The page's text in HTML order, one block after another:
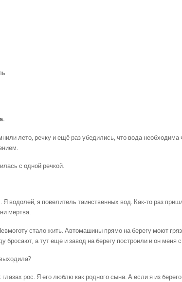
лето, речку и ещё раз убедились, что вода необходима
с одной речкой.
водолей, я повелитель таинственных вод. Как-то раз
мертва.
стало жить. Автомашины прямо на берегу моют
бросают, а тут еще и завод на берегу построили и он меня
рос. Я его люблю как родного сына. А если я из